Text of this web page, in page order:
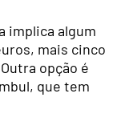
implica algum
mais cinco
opção é
que tem